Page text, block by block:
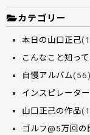
カテゴリー
本日の山口正己
こんなこと知っ
自慢アルバム(56)
インスピレーター
山口正己の作品
ゴルフ@5万回の